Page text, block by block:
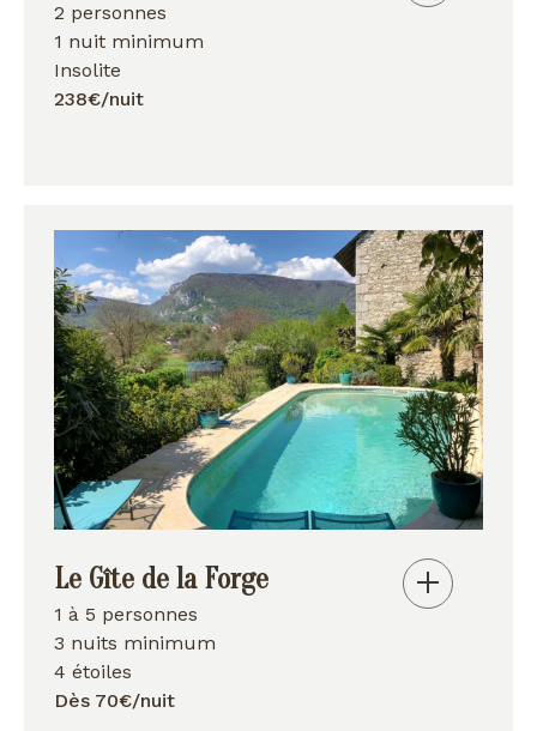
2 personnes
1 nuit minimum
Insolite
238€/nuit
Le Gîte de la Forge
1 à 5 personnes
3 nuits minimum
4 étoiles
Dès 70€/nuit